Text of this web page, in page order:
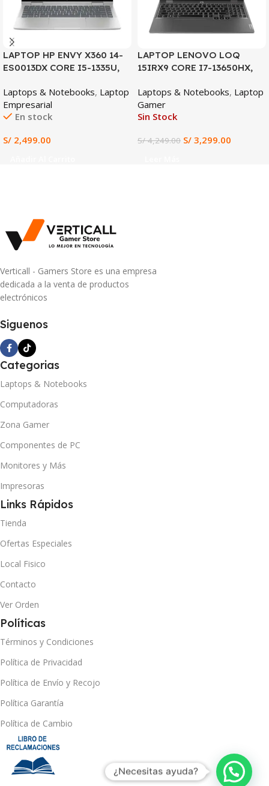
LAPTOP HP ENVY X360 14-
ES0013DX CORE I5-1335U,
FHD TACTIL
Laptops & Notebooks, Laptop
Empresarial
En stock
S/ 2,499.00
LAPTOP LENOVO LOQ
15IRX9 CORE I7-13650HX,
512GB SSD, 15.6″ FHD 144Hz
Laptops & Notebooks, Laptop
Gamer
Sin Stock
S/4,249.00 S/ 3,299.00
Verticall - Gamers Store es una empresa
dedicada a la venta de productos
electrónicos
Siguenos
Categorias
Laptops & Notebooks
Computadoras
Zona Gamer
Componentes de PC
Monitores y Más
Impresoras
Links Rápidos
Tienda
Ofertas Especiales
Local Fisico
Contacto
Ver Orden
Políticas
Términos y Condiciones
Política de Privacidad
Política de Envío y Recojo
Política Garantía
Política de Cambio
¿Necesitas ayuda?